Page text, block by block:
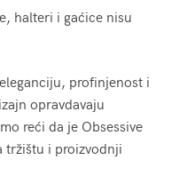
halteri i gaćice nisu
profinjenost i
opravdavaju
reći da je Obsessive
tržištu i proizvodnji